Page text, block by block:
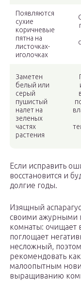
Появляются
сухие
коричневые
пятна на
листочках-
иголочках
Заметен
белый или
серый
пушистый
налет на
зеленых
частях
растения
Если исправить
восстановится и
долгие годы.
Изящный
своими ажурными
комнаты: очищает
поглощает
несложный,
рекомендовать
малоопытным
выращиванию